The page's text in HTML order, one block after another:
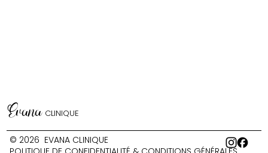
Evana CLINIQUE
© 2026 EVANA CLINIQUE